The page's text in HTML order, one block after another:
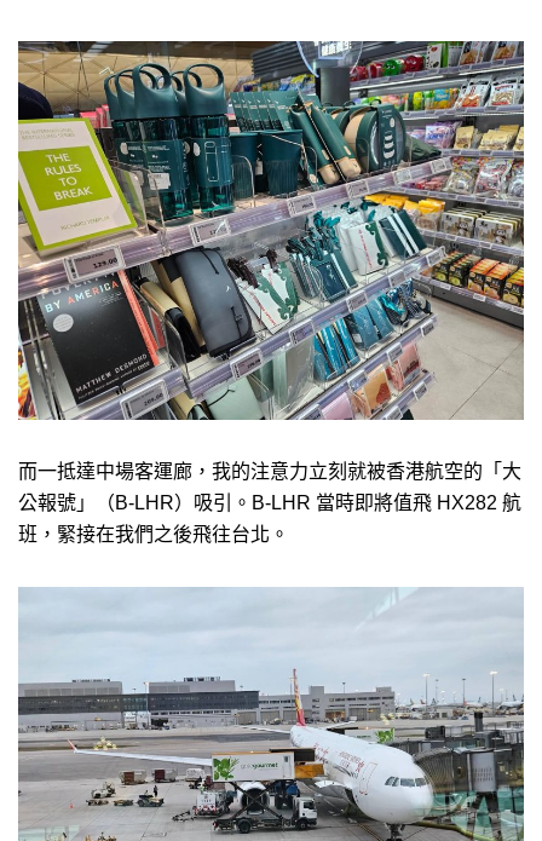
而一抵達中場客運廊，我的注意力立刻就被香港航空的「大
公報號」（B-LHR）吸引。B-LHR 當時即將值飛 HX282 航
班，緊接在我們之後飛往台北。